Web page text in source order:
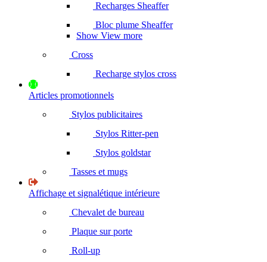
Recharges Sheaffer
Bloc plume Sheaffer
Show View more
Cross
Recharge stylos cross
Articles promotionnels
Stylos publicitaires
Stylos Ritter-pen
Stylos goldstar
Tasses et mugs
Affichage et signalétique intérieure
Chevalet de bureau
Plaque sur porte
Roll-up